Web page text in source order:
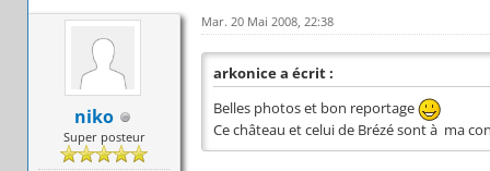
niko
Super posteur
Mar. 20 Mai 2008, 22:38
arkonice a écrit :
Belles photos et bon reportage
Ce château et celui de Brézé sont à ma